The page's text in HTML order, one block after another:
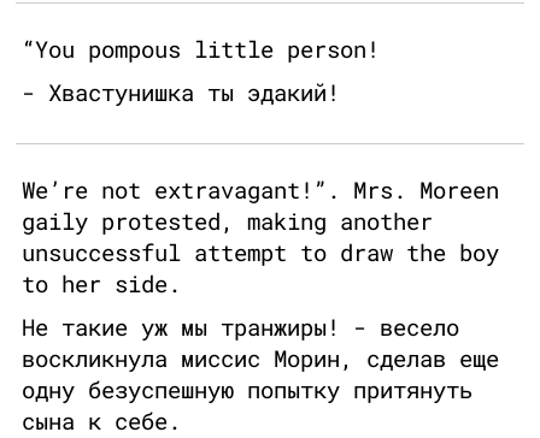
“You pompous little person!
- Хвастунишка ты эдакий!
We’re not extravagant!”. Mrs. Moreen
gaily protested, making another
unsuccessful attempt to draw the boy
to her side.
Не такие уж мы транжиры! - весело
воскликнула миссис Морин, сделав еще
одну безуспешную попытку притянуть
сына к себе.